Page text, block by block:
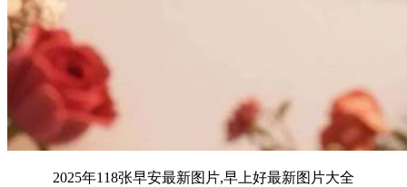
2025年118张早安最新图片,早上好最新图片大全